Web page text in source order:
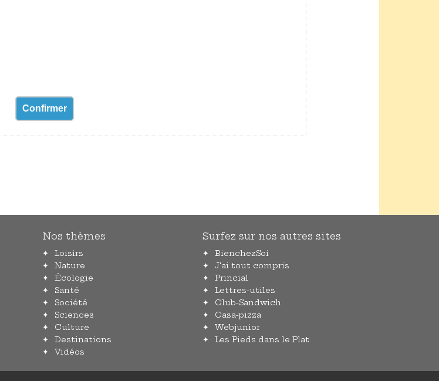
Nos thèmes
Loisirs
Nature
Écologie
Santé
Société
Sciences
Culture
Destinations
Vidéos
Surfez sur nos autres sites
BienchezSoi
J'ai tout compris
Princial
Lettres-utiles
Club-Sandwich
Casa-pizza
Webjunior
Les Pieds dans le Plat